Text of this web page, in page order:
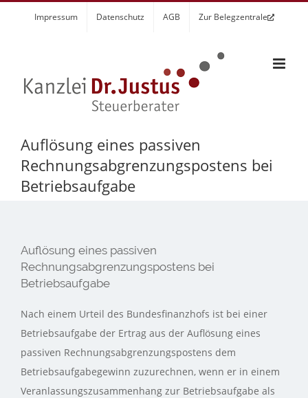
Impressum Datenschutz AGB Zur Belegzentrale
Auflösung eines passiven
Rechnungsabgrenzungspostens bei
Betriebsaufgabe
Auflösung eines passiven
Rechnungsabgrenzungspostens bei
Betriebsaufgabe
Nach einem Urteil des Bundesfinanzhofs ist bei einer
Betriebsaufgabe der Ertrag aus der Auflösung eines
passiven Rechnungsabgrenzungspostens dem
Betriebsaufgabegewinn zuzurechnen, wenn er in einem
Veranlassungszusammenhang zur Betriebsaufgabe als